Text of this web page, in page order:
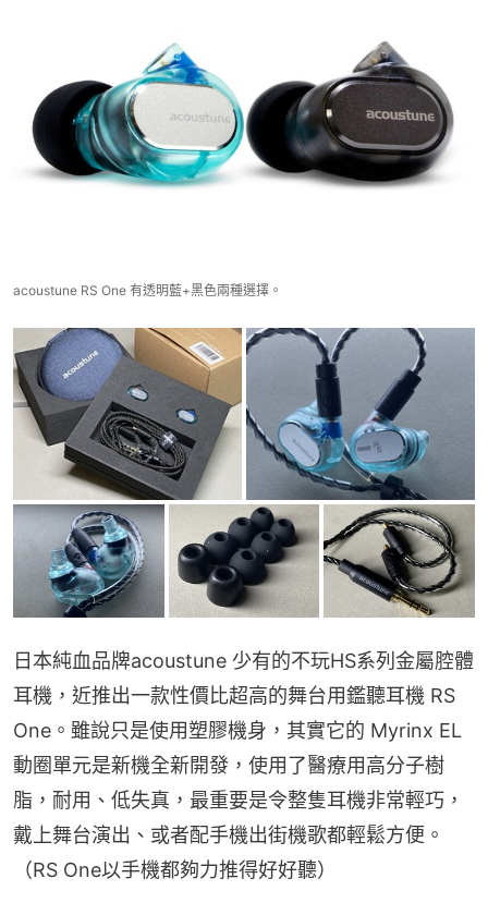
acoustune RS One 有透明藍+黑色兩種選擇。
日本純血品牌acoustune 少有的不玩HS系列金屬腔體
耳機，近推出一款性價比超高的舞台用鑑聽耳機 RS
One。雖說只是使用塑膠機身，其實它的 Myrinx EL
動圈單元是新機全新開發，使用了醫療用高分子樹
脂，耐用、低失真，最重要是令整隻耳機非常輕巧，
戴上舞台演出、或者配手機出街機歌都輕鬆方便。
（RS One以手機都夠力推得好好聽）